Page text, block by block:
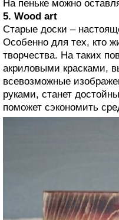
На пеньке можно
5. Wood art
Старые доски –
Особенно для тех, кто
творчества. На таких
акриловыми красками,
всевозможные
руками, станет
поможет сэкономить